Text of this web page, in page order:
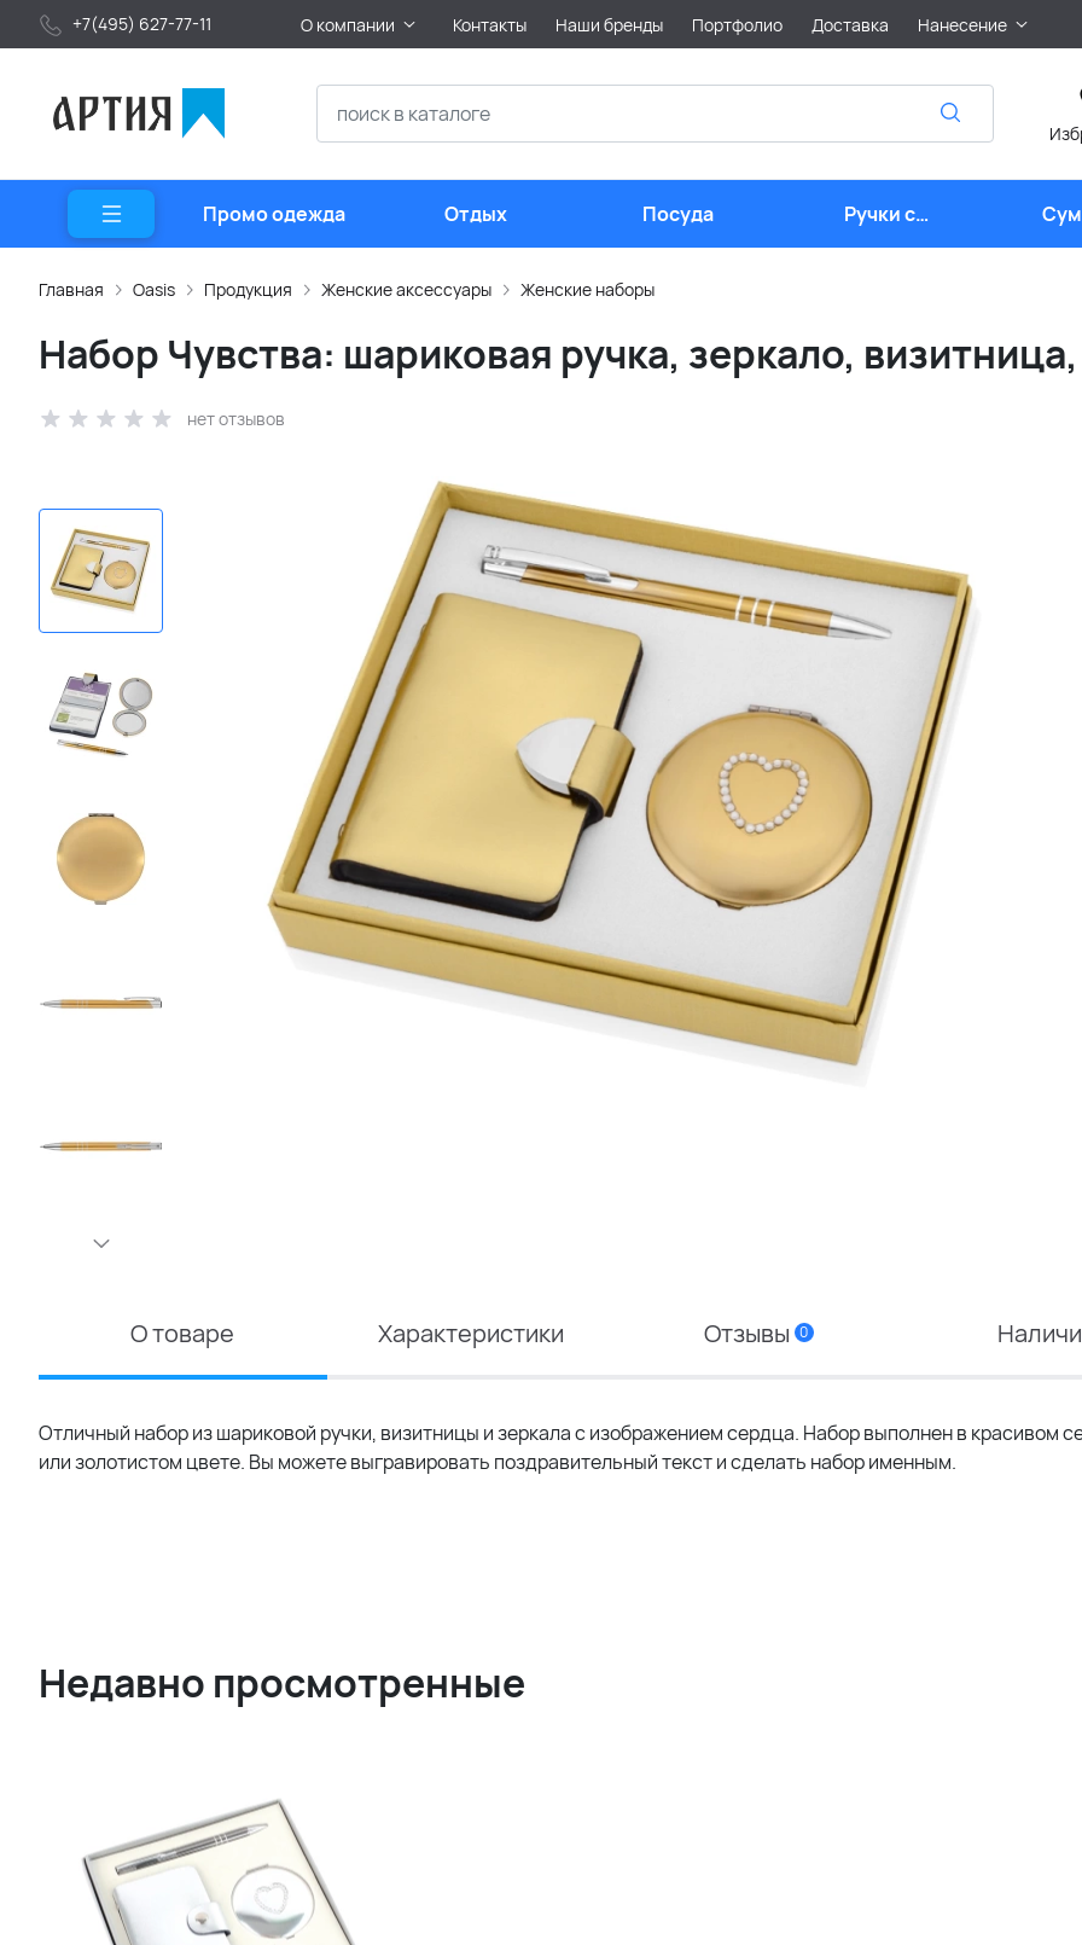
+7(495) 627-77-11 О компании Контакты Наши бренды Портфолио Доставка Нанесение
Промо одежда Отдых Посуда
Ручки с
логотипом
Главная Oasis Продукция Женские аксессуары Женские наборы
Набор Чувства: шариковая ручка, зеркало,
нет отзывов
О товаре Характеристики Отзывы 0
Отличный набор из шариковой ручки, визитницы и зеркала с изображением сердца. Набор выполнен в красивом
или золотистом цвете. Вы можете выгравировать поздравительный текст и сделать набор именным.
Недавно просмотренные